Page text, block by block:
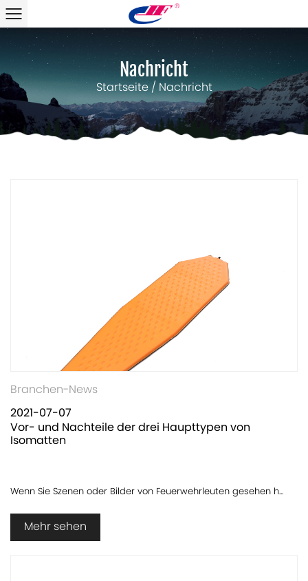
Nachricht
Startseite/Nachricht
Branchen-News
2021-07-07
Vor- und Nachteile der drei Haupttypen von
Isomatten
Wenn Sie Szenen oder Bilder von Feuerwehrleuten gesehen h...
Mehr sehen